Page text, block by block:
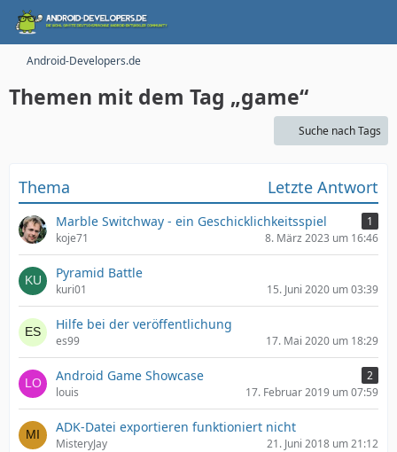
Android-Developers.de
Themen mit dem Tag „game“
Suche nach Tags
Thema Letzte Antwort
Marble Switchway - ein Geschicklichkeitsspiel
1
koje71
8. März 2023 um 16:46
Pyramid Battle
kuri01 15. Juni 2020 um 03:39
Hilfe bei der veröffentlichung
es99 17. Mai 2020 um 18:29
Android Game Showcase
2
louis
17. Februar 2019 um 07:59
ADK-Datei exportieren funktioniert nicht
MisteryJay 21. Juni 2018 um 21:12